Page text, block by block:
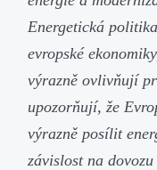
Energetická
evropské
výrazně ovlivňují
upozorňují, že
výrazně posílit
závislost na